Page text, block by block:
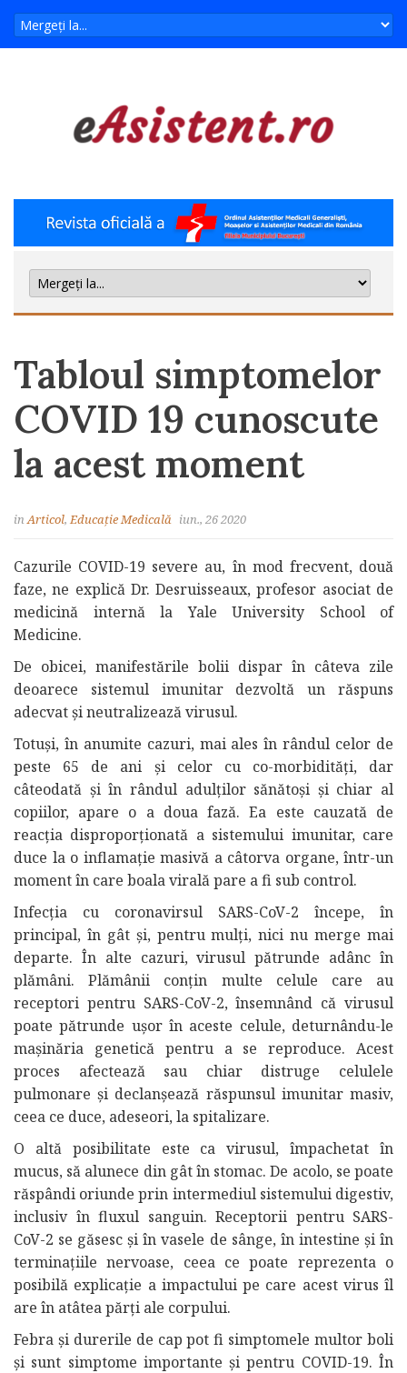
Tabloul simptomelor
COVID 19 cunoscute
la acest moment
inArticol, Educație Medicală iun., 26 2020
Cazurile COVID-19 severe au, în mod frecvent, două
faze, ne explică Dr. Desruisseaux, profesor asociat de
medicină internă la Yale University School of
Medicine.
De obicei, manifestările bolii dispar în câteva zile
deoarece sistemul imunitar dezvoltă un răspuns
adecvat și neutralizează virusul.
Totuși, în anumite cazuri, mai ales în rândul celor de
peste 65 de ani și celor cu co-morbidități, dar
câteodată și în rândul adulților sănătoși și chiar al
copiilor, apare o a doua fază. Ea este cauzată de
reacția disproporționată a sistemului imunitar, care
duce la o inflamație masivă a câtorva organe, într-un
moment în care boala virală pare a fi sub control.
Infecția cu coronavirsul SARS-CoV-2 începe, în
principal, în gât și, pentru mulți, nici nu merge mai
departe. În alte cazuri, virusul pătrunde adânc în
plămâni. Plămânii conțin multe celule care au
receptori pentru SARS-CoV-2, însemnând că virusul
poate pătrunde ușor în aceste celule, deturnându-le
mașinăria genetică pentru a se reproduce. Acest
proces afectează sau chiar distruge celulele
pulmonare și declanșează răspunsul imunitar masiv,
ceea ce duce, adeseori, la spitalizare.
O altă posibilitate este ca virusul, împachetat în
mucus, să alunece din gât în stomac. De acolo, se poate
răspândi oriunde prin intermediul sistemului digestiv,
inclusiv în fluxul sanguin. Receptorii pentru SARS-
CoV-2 se găsesc și în vasele de sânge, în intestine și în
terminațiile nervoase, ceea ce poate reprezenta o
posibilă explicație a impactului pe care acest virus îl
are în atâtea părți ale corpului.
Febra și durerile de cap pot fi simptomele multor boli
și sunt simptome importante și pentru COVID-19. În